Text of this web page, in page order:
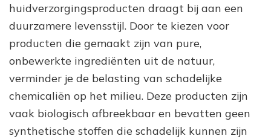
huidverzorgingsproducten draagt bij aan een
duurzamere levensstijl. Door te kiezen voor
producten die gemaakt zijn van pure,
onbewerkte ingrediënten uit de natuur,
verminder je de belasting van schadelijke
chemicaliën op het milieu. Deze producten zijn
vaak biologisch afbreekbaar en bevatten geen
synthetische stoffen die schadelijk kunnen zijn